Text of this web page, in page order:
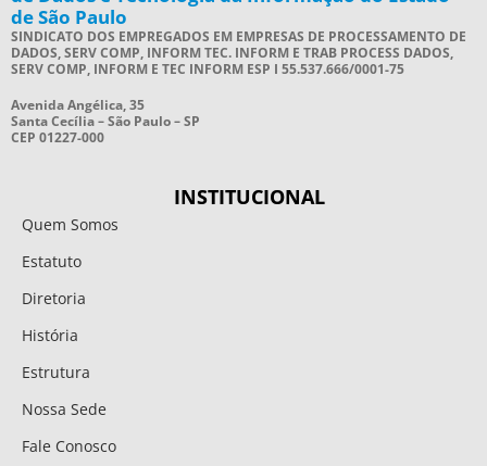
de São Paulo
SINDICATO DOS EMPREGADOS EM EMPRESAS DE PROCESSAMENTO DE
DADOS, SERV COMP, INFORM TEC. INFORM E TRAB PROCESS DADOS,
SERV COMP, INFORM E TEC INFORM ESP I 55.537.666/0001-75
Avenida Angélica, 35
Santa Cecília – São Paulo – SP
CEP 01227-000
INSTITUCIONAL
Quem Somos
Estatuto
Diretoria
História
Estrutura
Nossa Sede
Fale Conosco